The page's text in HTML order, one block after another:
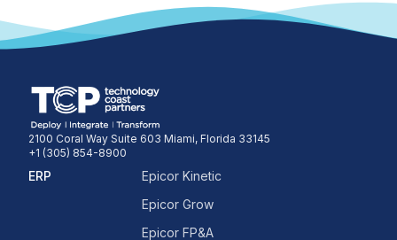
2100 Coral Way Suite 603 Miami, Florida 33145
+1 (305) 854-8900
ERP
Epicor Kinetic
Epicor Grow
Epicor FP&A